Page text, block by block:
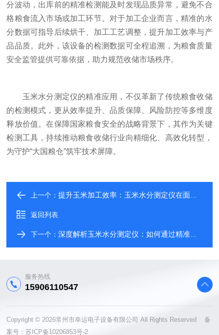
分波动，出库前的精准检测能及时发现品质异常，避免不合
格粮食流入市场或加工环节。对于加工企业而言，精准的水
分数据可指导后续烘干、加工工艺调整，提升加工效率与产
品品质。此外，该设备的检测数据可全程追溯，为粮食质量
安全监管提供可靠依据，助力规范收储市场秩序。
玉米水分测定仪的精准应用，不仅革新了传统粮食收储
的检测模式，更从效率提升、品质保障、风险防控等多维度
释放价值。在保障国家粮食安全的战略背景下，其作为关键
检测工具，持续推动粮食收储行业向精细化、高效化转型，
为守护“大国粮仓”筑牢技术屏障。
上一个：提升玉米加工效率：玉米水分测定仪在面粉加工、饲料生产中的核心作用与实践指南
返回列表
下一个：深度解析玉米水分测定仪：如何通过精准测水保障玉米储存稳定性与加工品质
服务热线
15906110547
Copyright © 2026常州市幸运电子设备有限公司 All Rights Reserved 备
案号：苏ICP备10206853号-2